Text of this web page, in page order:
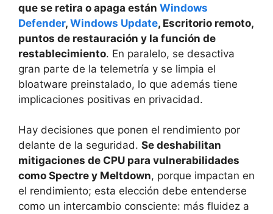
que se retira o apaga están Windows
Defender, Windows Update, Escritorio remoto,
puntos de restauración y la función de
restablecimiento. En paralelo, se desactiva
gran parte de la telemetría y se limpia el
bloatware preinstalado, lo que además tiene
implicaciones positivas en privacidad.
Hay decisiones que ponen el rendimiento por
delante de la seguridad. Se deshabilitan
mitigaciones de CPU para vulnerabilidades
como Spectre y Meltdown, porque impactan en
el rendimiento; esta elección debe entenderse
como un intercambio consciente: más fluidez a